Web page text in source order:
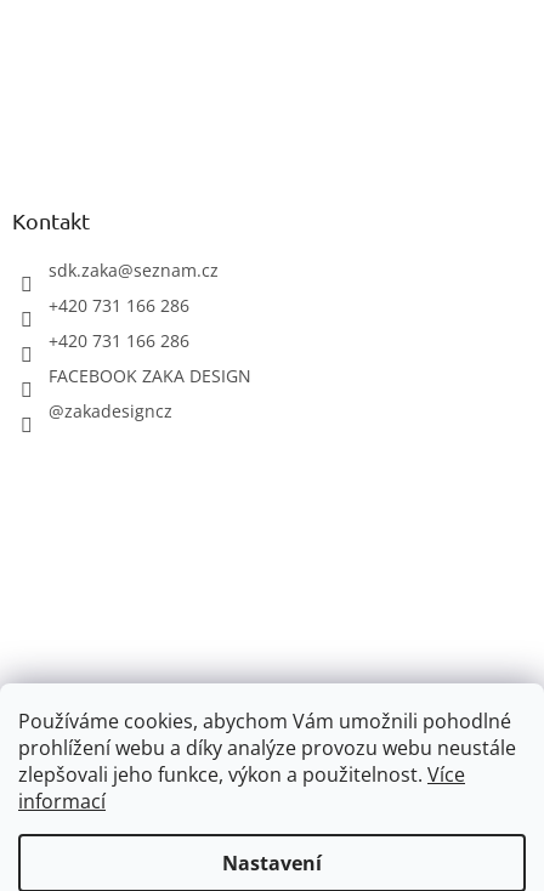
Používáme cookies, abychom Vám umožnili pohodlné
prohlížení webu a díky analýze provozu webu neustále
zlepšovali jeho funkce, výkon a použitelnost. Více
informací
Nastavení
Kontakt
sdk.zaka@seznam.cz
+420 731 166 286
+420 731 166 286
FACEBOOK ZAKA DESIGN
@zakadesigncz